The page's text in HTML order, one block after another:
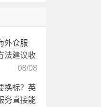
外仓服
法建议收
08/08
换标？英
务直接能